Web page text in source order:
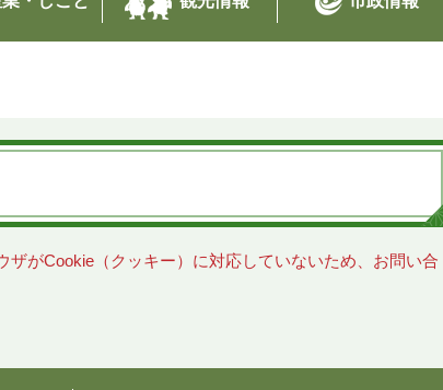
がCookie（クッキー）に対応していないため、お問い合